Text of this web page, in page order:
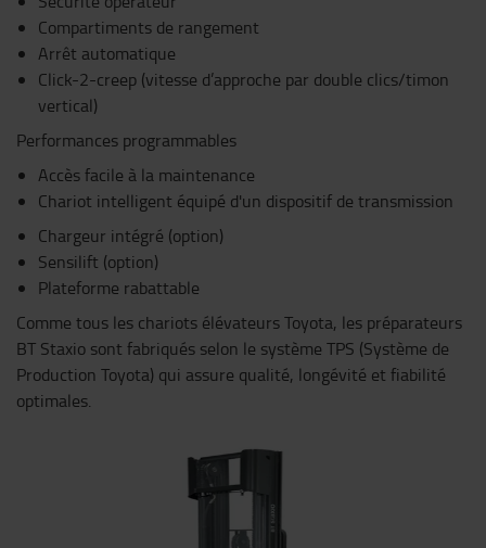
Compartiments de rangement
Arrêt automatique
Click-2-creep (vitesse d’approche par double clics/timon
vertical)
Performances programmables
Accès facile à la maintenance
Chariot intelligent équipé d'un dispositif de transmission
Chargeur intégré (option)
Sensilift (option)
Plateforme rabattable
Comme tous les chariots élévateurs Toyota, les préparateurs
BT Staxio sont fabriqués selon le système TPS (Système de
Production Toyota) qui assure qualité, longévité et fiabilité
optimales.